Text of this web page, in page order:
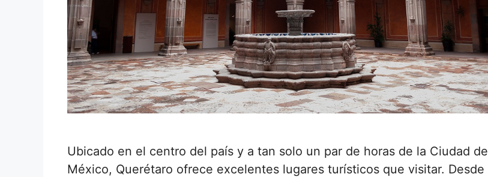
Ubicado en el centro del país y a tan solo un par de horas de la Ciudad de
México, Querétaro ofrece excelentes lugares turísticos que visitar. Desde